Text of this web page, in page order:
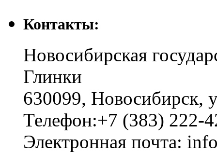
Контакты:
Новосибирская
Глинки
630099, Новосибирск,
Телефон:+7 (383) 222-
Электронная почта: